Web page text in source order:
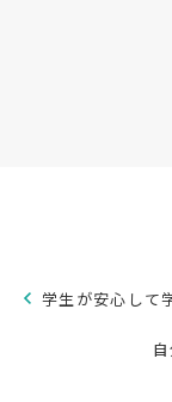
学生が安心して